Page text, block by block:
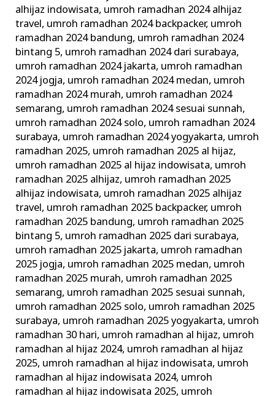
alhijaz indowisata, umroh ramadhan 2024 alhijaz
travel, umroh ramadhan 2024 backpacker, umroh
ramadhan 2024 bandung, umroh ramadhan 2024
bintang 5, umroh ramadhan 2024 dari surabaya,
umroh ramadhan 2024 jakarta, umroh ramadhan
2024 jogja, umroh ramadhan 2024 medan, umroh
ramadhan 2024 murah, umroh ramadhan 2024
semarang, umroh ramadhan 2024 sesuai sunnah,
umroh ramadhan 2024 solo, umroh ramadhan 2024
surabaya, umroh ramadhan 2024 yogyakarta, umroh
ramadhan 2025, umroh ramadhan 2025 al hijaz,
umroh ramadhan 2025 al hijaz indowisata, umroh
ramadhan 2025 alhijaz, umroh ramadhan 2025
alhijaz indowisata, umroh ramadhan 2025 alhijaz
travel, umroh ramadhan 2025 backpacker, umroh
ramadhan 2025 bandung, umroh ramadhan 2025
bintang 5, umroh ramadhan 2025 dari surabaya,
umroh ramadhan 2025 jakarta, umroh ramadhan
2025 jogja, umroh ramadhan 2025 medan, umroh
ramadhan 2025 murah, umroh ramadhan 2025
semarang, umroh ramadhan 2025 sesuai sunnah,
umroh ramadhan 2025 solo, umroh ramadhan 2025
surabaya, umroh ramadhan 2025 yogyakarta, umroh
ramadhan 30 hari, umroh ramadhan al hijaz, umroh
ramadhan al hijaz 2024, umroh ramadhan al hijaz
2025, umroh ramadhan al hijaz indowisata, umroh
ramadhan al hijaz indowisata 2024, umroh
ramadhan al hijaz indowisata 2025, umroh